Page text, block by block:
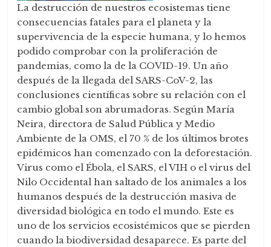
La destrucción de nuestros ecosistemas tiene
consecuencias fatales para el planeta y la
supervivencia de la especie humana, y lo hemos
podido comprobar con la proliferación de
pandemias, como la de la COVID-19. Un año
después de la llegada del SARS-CoV-2, las
conclusiones científicas sobre su relación con el
cambio global son abrumadoras. Según María
Neira, directora de Salud Pública y Medio
Ambiente de la OMS, el 70 % de los últimos brotes
epidémicos han comenzado con la deforestación.
Virus como el Ébola, el SARS, el VIH o el virus del
Nilo Occidental han saltado de los animales a los
humanos después de la destrucción masiva de
diversidad biológica en todo el mundo. Este es
uno de los servicios ecosistémicos que se pierden
cuando la biodiversidad desaparece. Es parte del